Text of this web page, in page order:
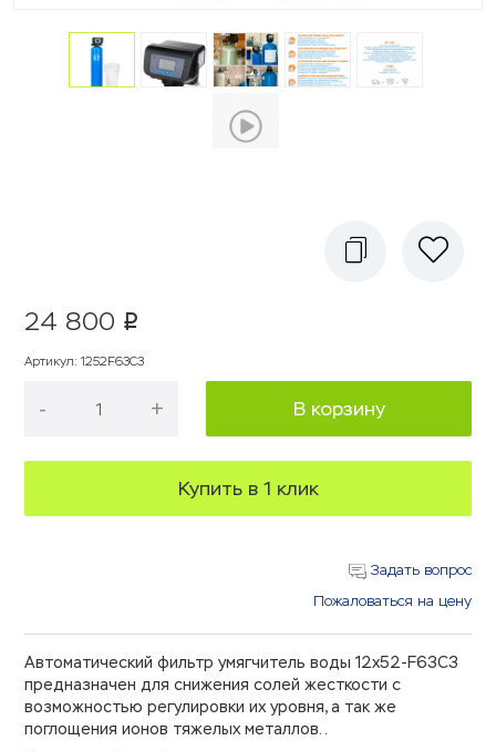
24 800 p
Артикул:1252F63C3
- + В корзину
Купить в 1 клик
Задать вопрос
Пожаловаться на цену
Автоматический фильтр умягчитель воды 12х52-F63C3
предназначен для снижения солей жесткости с
возможностью регулировки их уровня, а так же
поглощения ионов тяжелых металлов..